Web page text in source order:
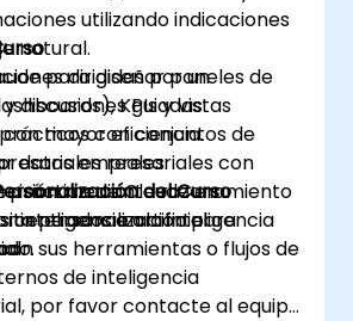
utilizando indicaciones
natural.
para diseñar paneles de
KPIs y vistas
mayor eficiencia.
datos empresariales con
mediante razonamiento
inteligencia artificial
dirigidas por un
discusiones guiadas.
con conjuntos de
reales.
práctica de Claude en
centrados en la inteligencia
del Curso
personalización para
sus herramientas o flujos de
de inteligencia
por favor contacte al equipo